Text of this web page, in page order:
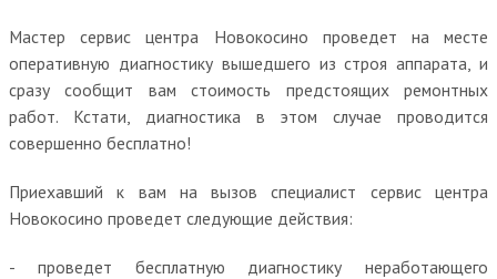
Мастер сервис центра Новокосино проведет на месте
оперативную диагностику вышедшего из строя аппарата, и
сразу сообщит вам стоимость предстоящих ремонтных
работ. Кстати, диагностика в этом случае проводится
совершенно бесплатно!
Приехавший к вам на вызов специалист сервис центра
Новокосино проведет следующие действия:
- проведет бесплатную диагностику неработающего